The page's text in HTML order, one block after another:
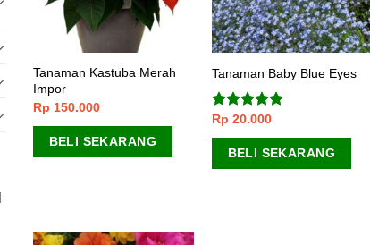
Tanaman Kastuba Merah
Impor
Rp 150.000
BELI SEKARANG
Tanaman Baby Blue Eyes
Dinilai5.00
Rp 20.000
BELI SEKARANG